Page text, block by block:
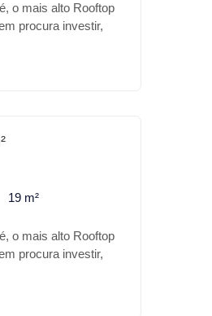
o mais alto Rooftop
procura investir,
área de lazer
19 m²
o mais alto Rooftop
procura investir,
área de lazer